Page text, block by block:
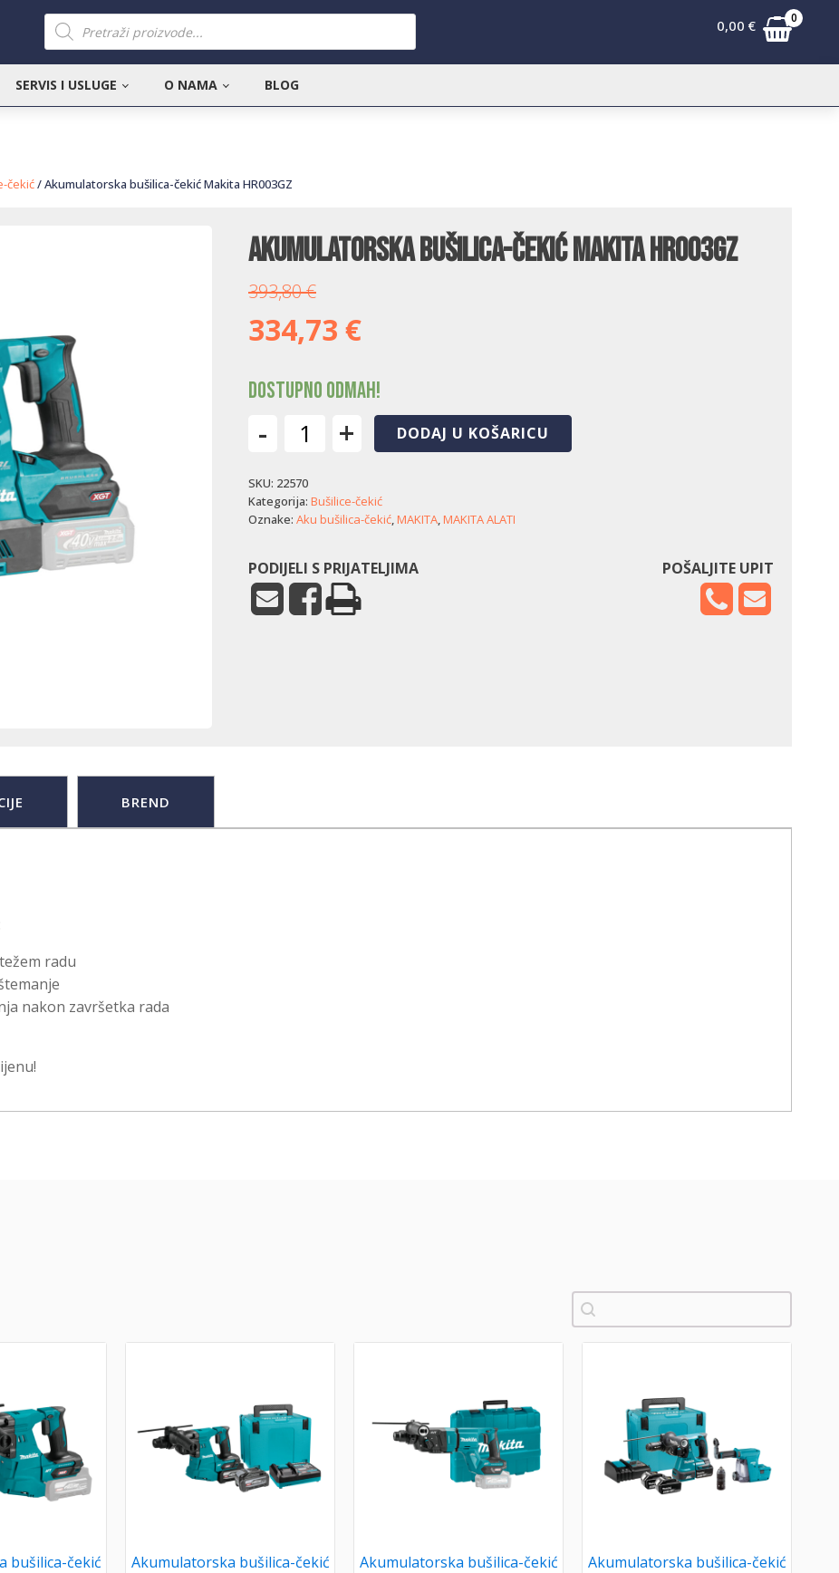
Products
search
0,00 € 0
SERVIS I USLUGE O NAMA BLOG
čekić/ Akumulatorska bušilica-čekić Makita HR003GZ
Akumulatorska bušilica-čekić Makita HR003GZ
393,80€
334,73 €
Dostupno odmah!
-
čekić
Makita
HR003GZ
+ DODAJ U KOŠARICU
SKU: 22570
Kategorija: Bušilice-čekić
Oznake: Aku bušilica-čekić,MAKITA,MAKITA ALATI
PODIJELI S PRIJATELJIMA POŠALJITE UPIT
BREND
radu
nakon završetka rada
Pretraži
bušilica-čekić
Akumulatorska bušilica-čekić
Akumulatorska bušilica-čekić
Akumulatorska bušilica-čekić